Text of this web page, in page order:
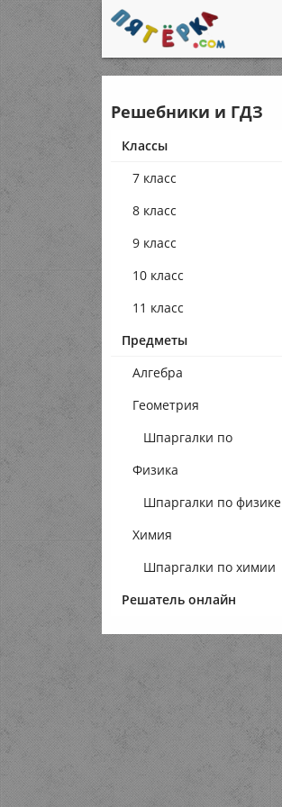
Решебники и ГДЗ
Классы
7 класс
8 класс
9 класс
10 класс
11 класс
Предметы
Алгебра
Геометрия
Шпаргалки по
геометрии
Физика
Шпаргалки по физике
Химия
Шпаргалки по химии
Решатель онлайн